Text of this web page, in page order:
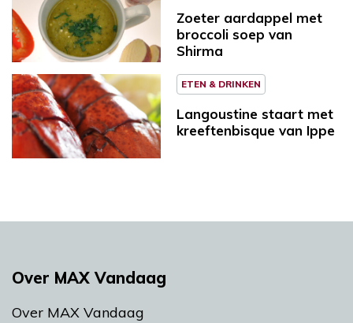
Zoeter aardappel met
broccoli soep van
Shirma
ETEN & DRINKEN
Langoustine staart met
kreeftenbisque van Ippe
Over MAX Vandaag
Over MAX Vandaag